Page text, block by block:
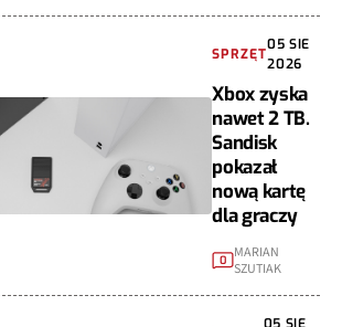
SPRZĘT
05 SIE
2026
Xbox zyska
nawet 2 TB.
Sandisk
pokazał
nową kartę
dla graczy
0
MARIAN
SZUTIAK
05 SIE